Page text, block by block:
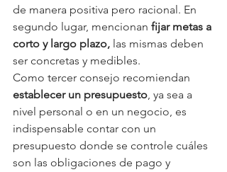
de manera positiva pero racional. En
segundo lugar, mencionan fijar metas a
corto y largo plazo, las mismas deben
ser concretas y medibles.
Como tercer consejo recomiendan
establecer un presupuesto, ya sea a
nivel personal o en un negocio, es
indispensable contar con un
presupuesto donde se controle cuáles
son las obligaciones de pago y